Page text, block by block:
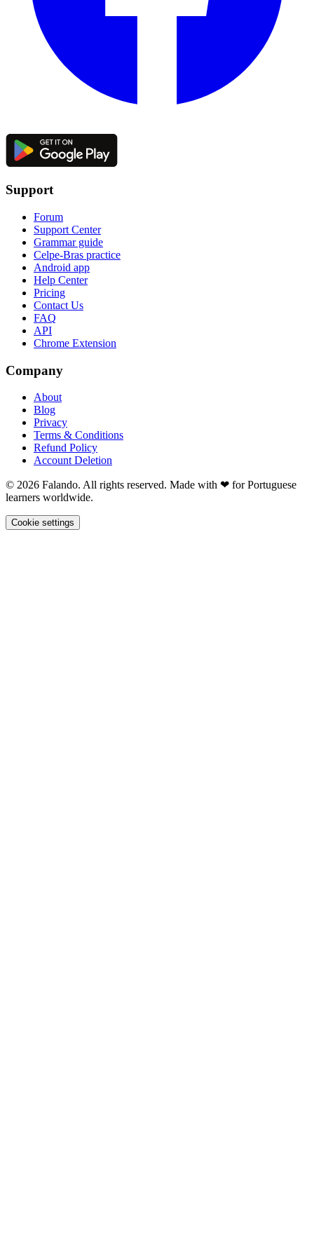
Support
Forum
Support Center
Grammar guide
Celpe-Bras practice
Android app
Help Center
Pricing
Contact Us
FAQ
API
Chrome Extension
Company
About
Blog
Privacy
Terms & Conditions
Refund Policy
Account Deletion
© 2026 Falando. All rights reserved. Made with ❤ for Portuguese
learners worldwide.
Cookie settings